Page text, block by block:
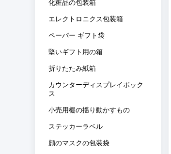
化粧品の包装箱
エレクトロニクス包装箱
ペーパー ギフト袋
堅いギフト用の箱
折りたたみ紙箱
カウンターディスプレイボック
ス
小売用棚の揺り動かすもの
ステッカーラベル
顔のマスクの包装袋